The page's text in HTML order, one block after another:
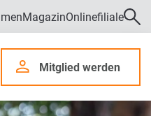
MagazinOnlinefiliale
Mitglied werden